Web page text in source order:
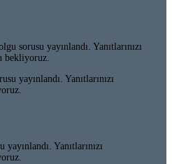
Yanıtlarınızı